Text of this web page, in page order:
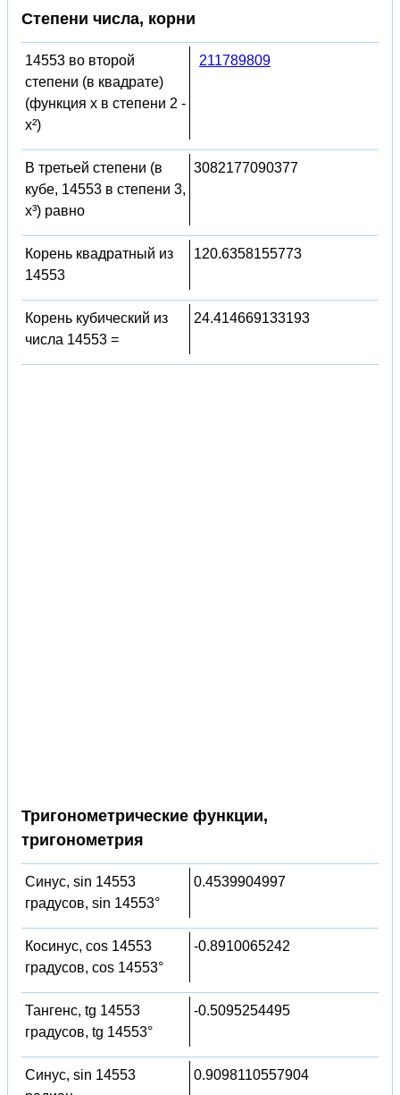
Степени числа, корни
14553 во второй
степени (в квадрате)
(функция x в степени 2 -
x²)
211789809
В третьей степени (в
кубе, 14553 в степени 3,
x³) равно
3082177090377
Корень квадратный из
14553
120.6358155773
Корень кубический из
числа 14553 =
24.414669133193
Тригонометрические функции,
тригонометрия
Синус, sin 14553
градусов, sin 14553°
0.4539904997
Косинус, cos 14553
градусов, cos 14553°
-0.8910065242
Тангенс, tg 14553
градусов, tg 14553°
-0.5095254495
Синус, sin 14553
0.9098110557904